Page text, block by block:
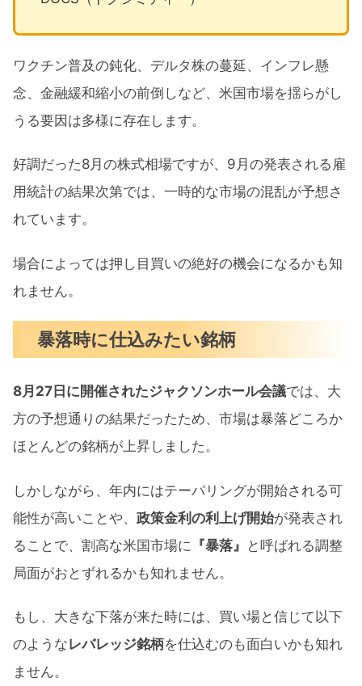
ワクチン普及の鈍化、デルタ株の蔓延、インフレ懸
念、金融緩和縮小の前倒しなど、米国市場を揺らがし
うる要因は多様に存在します。
好調だった8月の株式相場ですが、9月の発表される雇
用統計の結果次第では、一時的な市場の混乱が予想さ
れています。
場合によっては押し目買いの絶好の機会になるかも知
れません。
暴落時に仕込みたい銘柄
8月27日に開催されたジャクソンホール会議では、大
方の予想通りの結果だったため、市場は暴落どころか
ほとんどの銘柄が上昇しました。
しかしながら、年内にはテーパリングが開始される可
能性が高いことや、 政策金利の利上げ開始が発表され
ることで、割高な米国市場に 『暴落』 と呼ばれる調整
局面がおとずれるかも知れません。
もし、大きな下落が来た時には、買い場と信じて以下
のようなレバレッジ銘柄を仕込むのも面白いかも知れ
ません。